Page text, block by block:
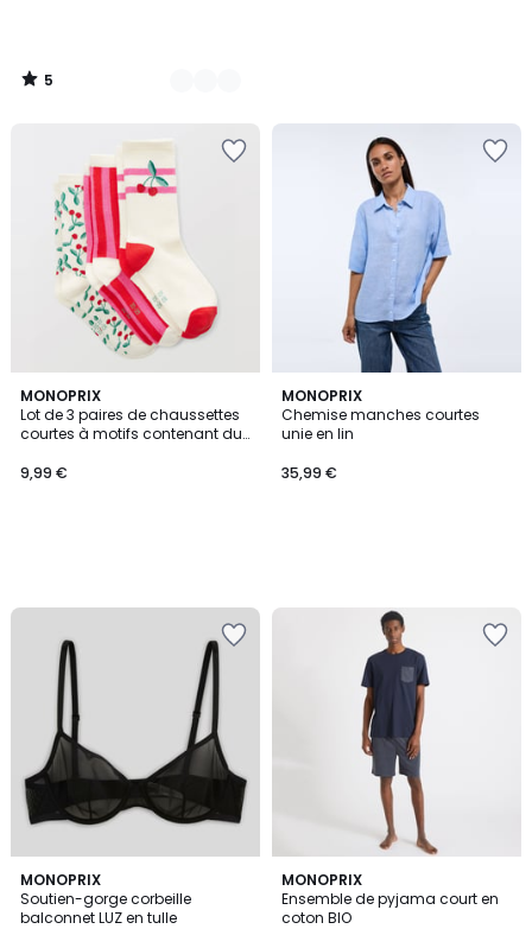
5
/
MONOPRIX
Lot de 3 paires de chaussettes
courtes à motifs contenant du
9,99 €
MONOPRIX
Chemise manches courtes
unie en lin
35,99 €
MONOPRIX
Soutien-gorge corbeille
balconnet LUZ en tulle
4
Couleurs
MONOPRIX
Ensemble de pyjama court en
coton BIO
4,7
/ 5